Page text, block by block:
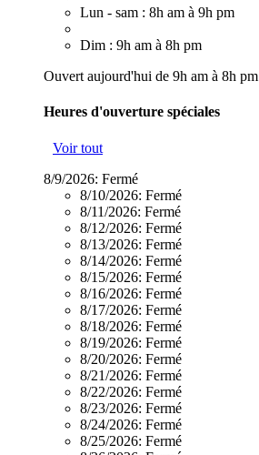
Lun - sam : 8h am à 9h pm
Dim : 9h am à 8h pm
Ouvert aujourd'hui de 9h am à 8h pm
Heures d'ouverture spéciales
Voir tout
8/9/2026: Fermé
8/10/2026: Fermé
8/11/2026: Fermé
8/12/2026: Fermé
8/13/2026: Fermé
8/14/2026: Fermé
8/15/2026: Fermé
8/16/2026: Fermé
8/17/2026: Fermé
8/18/2026: Fermé
8/19/2026: Fermé
8/20/2026: Fermé
8/21/2026: Fermé
8/22/2026: Fermé
8/23/2026: Fermé
8/24/2026: Fermé
8/25/2026: Fermé